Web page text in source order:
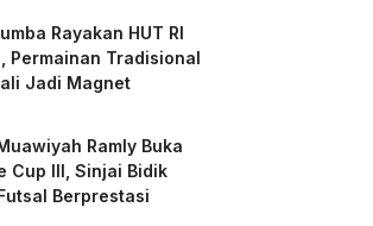
Rayakan HUT RI
Permainan Tradisional
Jadi Magnet
Ramly Buka
Cup III, Sinjai Bidik
Berprestasi